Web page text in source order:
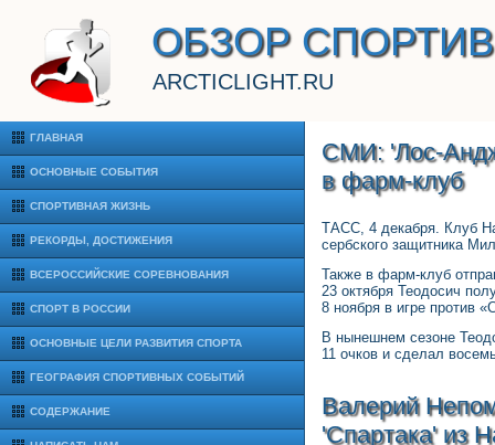
ОБЗОР
ARCTICLIGHT.RU
ГЛАВНАЯ
ОСНОВНЫЕ СОБЫТИЯ
СПОРТИВНАЯ ЖИЗНЬ
РЕКОРДЫ, ДОСТИЖЕНИЯ
ВСЕРОССИЙСКИЕ СОРЕВНОВАНИЯ
СПОРТ В РОССИИ
ОСНОВНЫЕ ЦЕЛИ РАЗВИТИЯ СПОРТА
ГЕОГРАФИЯ СПОРТИВНЫХ СОБЫТИЙ
СОДЕРЖАНИЕ
СМИ: 'Лос-
в фарм-клуб
ТАСС, 4 декабря. Клуб
сербского защитника
Также в фарм-клуб
23 октября Теодосич
8 ноября в игре против
В нынешнем сезоне
11 очков и сделал
Валерий
'Спартака' из